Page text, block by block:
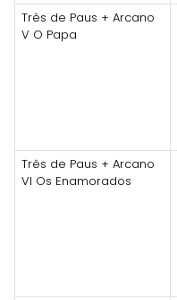
Três de Paus + Arcano
V O Papa
Três de Paus + Arcano
VI Os Enamorados